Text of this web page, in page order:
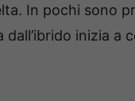
In pochi sono
dall’ibrido inizia